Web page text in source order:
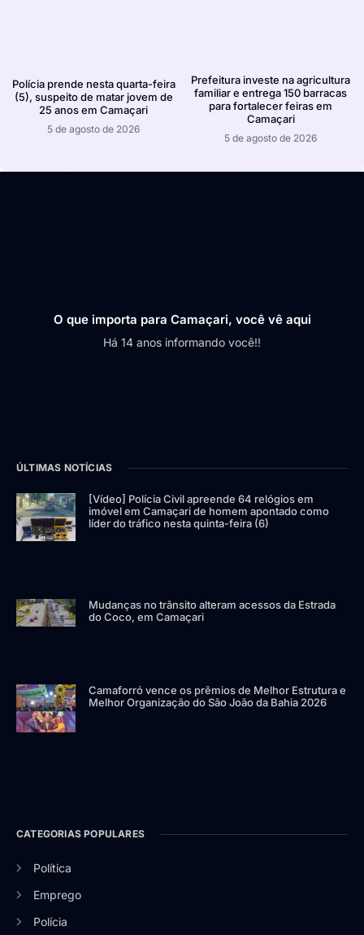
Polícia prende nesta quarta-feira
(5), suspeito de matar jovem de
25 anos em Camaçari
5 de agosto de 2026
Prefeitura investe na agricultura
familiar e entrega 150 barracas
para fortalecer feiras em
Camaçari
5 de agosto de 2026
O que importa para Camaçari, você vê aqui
Há 14 anos informando você!!
ÚLTIMAS NOTÍCIAS
[Vídeo] Polícia Civil apreende 64 relógios em
imóvel em Camaçari de homem apontado como
líder do tráfico nesta quinta-feira (6)
Mudanças no trânsito alteram acessos da Estrada
do Coco, em Camaçari
Camaforró vence os prêmios de Melhor Estrutura e
Melhor Organização do São João da Bahia 2026
CATEGORIAS POPULARES
Política
Emprego
Polícia